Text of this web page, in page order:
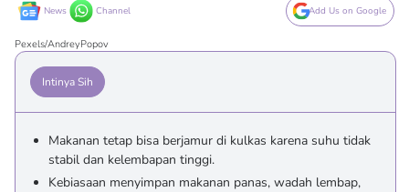
News Channel Add Us on Google
Pexels/AndreyPopov
Intinya Sih
Makanan tetap bisa berjamur di kulkas karena suhu tidak
stabil dan kelembapan tinggi.
Kebiasaan menyimpan makanan panas, wadah lembap,